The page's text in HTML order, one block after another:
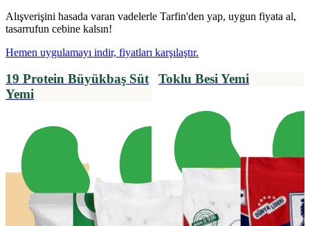
Alışverişini hasada varan vadelerle Tarfin'den yap, uygun fiyata al,
tasarrufun cebine kalsın!
Hemen uygulamayı indir, fiyatları karşılaştır.
19 Protein Büyükbaş Süt
Yemi
Toklu Besi Yemi